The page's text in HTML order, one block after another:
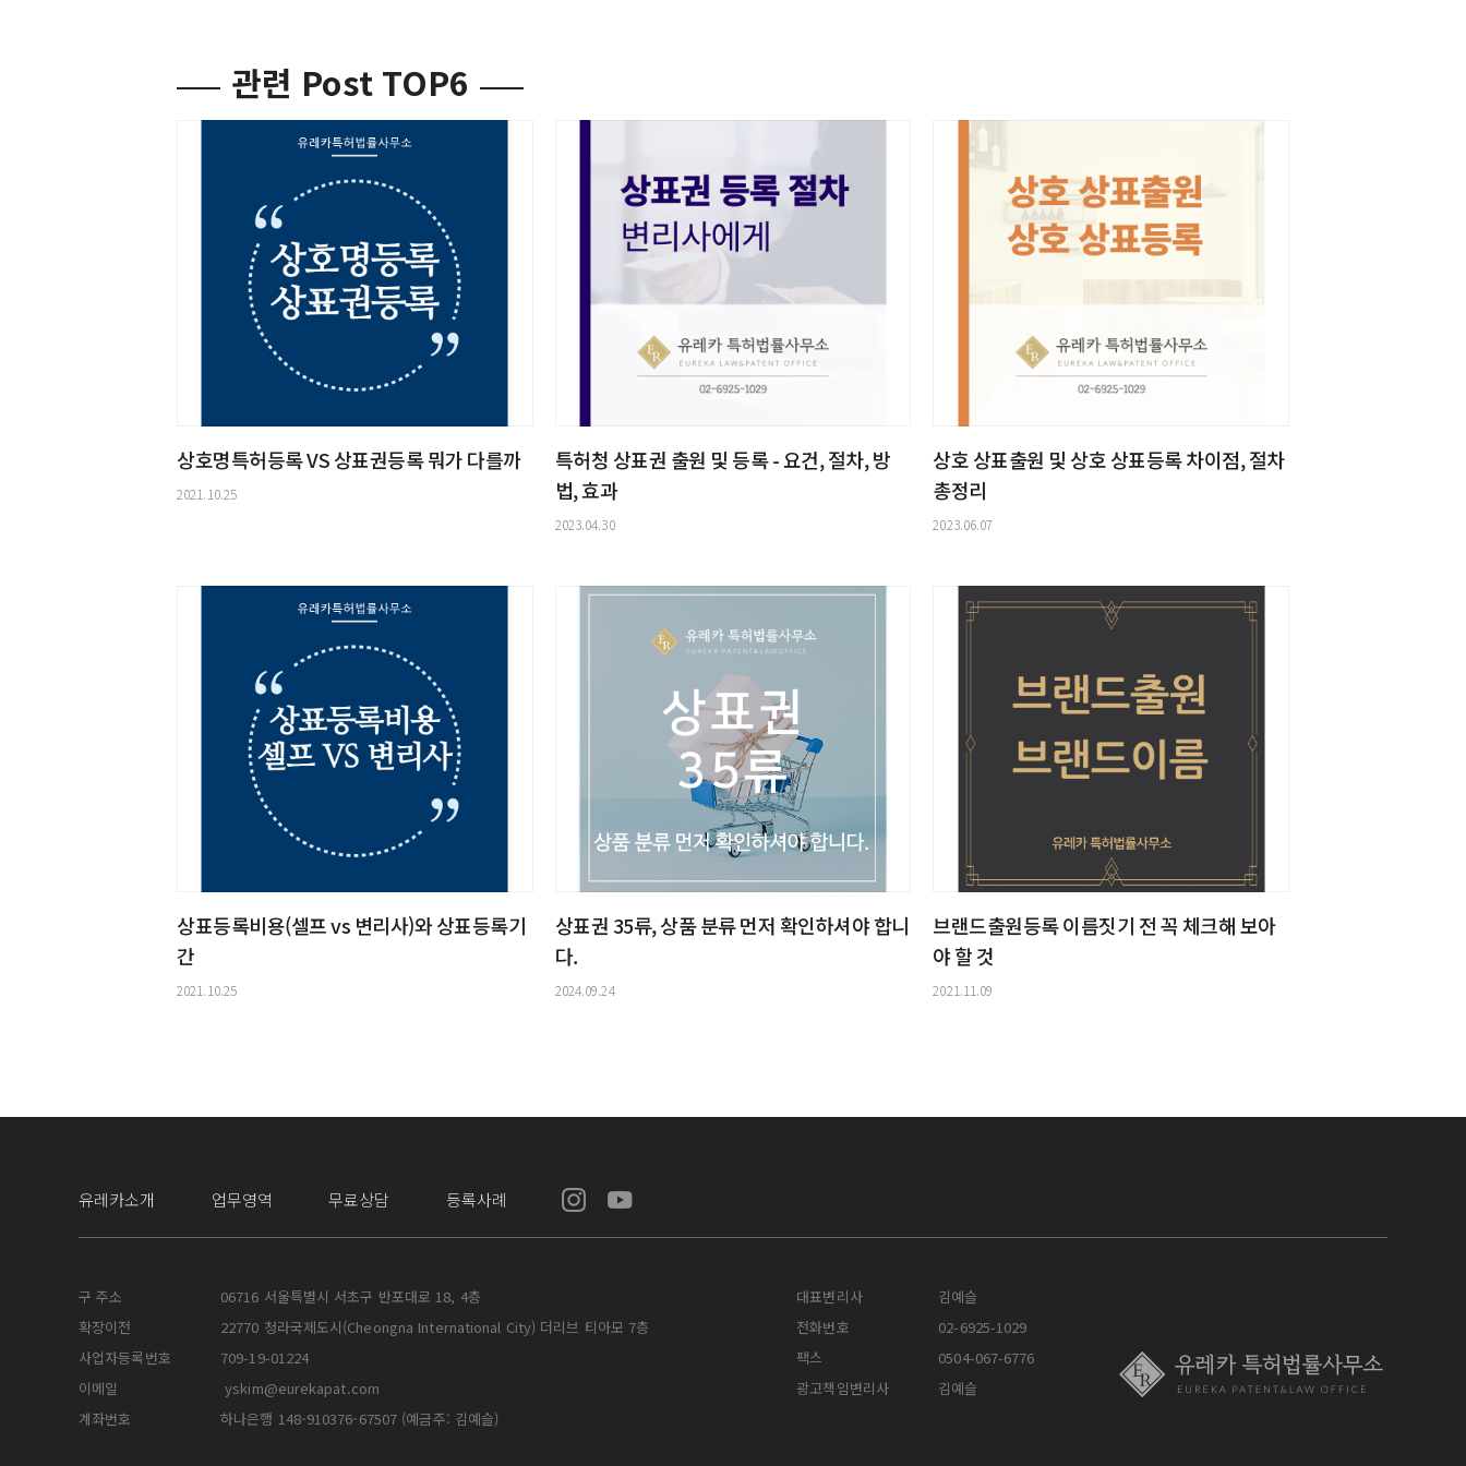
관련 Post TOP6
상호명특허등록 VS 상표권등록 뭐가 다를까
2021.10.25
특허청 상표권 출원 및 등록 - 요건, 절차, 방
법, 효과
2023.04.30
상호 상표출원 및 상호 상표등록 차이점, 절차
총정리
2023.06.07
상표등록비용(셀프 vs 변리사)와 상표등록기
간
2021.10.25
상표권 35류, 상품 분류 먼저 확인하셔야 합니
다.
2024.09.24
브랜드출원등록 이름짓기 전 꼭 체크해 보아
야 할 것
2021.11.09
유레카소개 업무영역 무료상담 등록사례
구 주소
06716 서울특별시 서초구 반포대로 18, 4층
확장이전
22770 청라국제도시(Cheongna International City) 더리브 티아모 7층
사업자등록번호
709-19-01224
이메일
yskim@eurekapat.com
계좌번호
하나은행 148-910376-67507 (예금주: 김예슬)
대표변리사
김예슬
전화번호
02-6925-1029
팩스
0504-067-6776
광고책임변리사
김예슬